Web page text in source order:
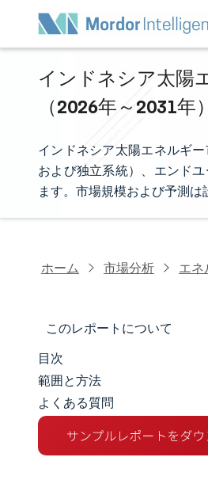
インドネシア太陽
（2026年～2031年）
インドネシア太陽エネルギ
および独立系統）、エンド
ます。市場規模および予測は
ホーム 市場分析 エネ
このレポートについて
市場規模とシェア
市場分析
トレンドとインサイト
目次
範囲と方法
よくある質問